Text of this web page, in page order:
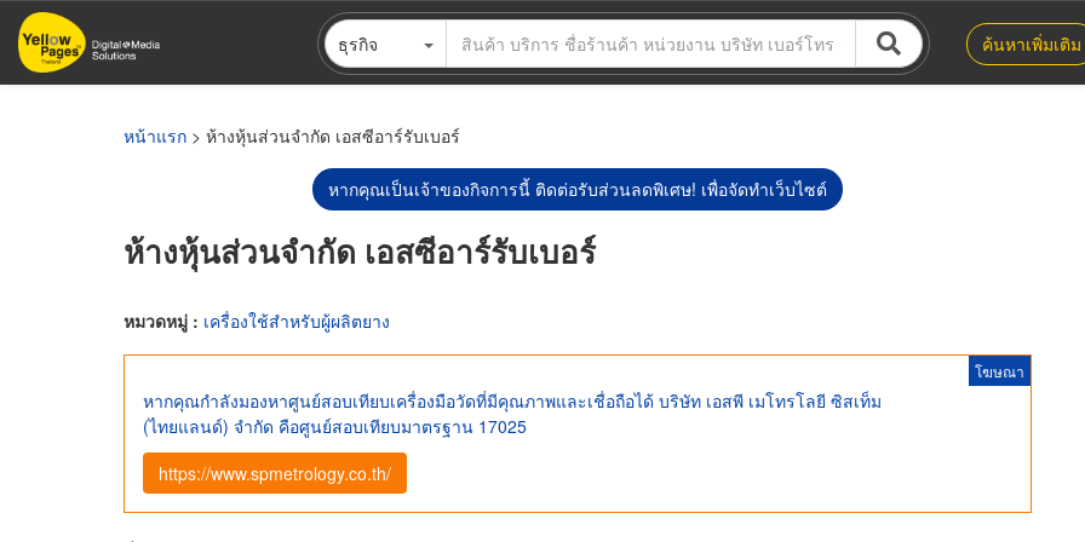
ข้าม
ไป
ธุรกิจ ค้นหาเพิ่มเติม
หน้าแรก > ห้างหุ้นส่วนจำกัด เอสซีอาร์รับเบอร์
หากคุณเป็นเจ้าของกิจการนี้ ติดต่อรับส่วนลดพิเศษ! เพื่อจัดทำเว็บไซต์
ห้างหุ้นส่วนจำกัด เอสซีอาร์รับเบอร์
หมวดหมู่ : เครื่องใช้สำหรับผู้ผลิตยาง
โฆษณา
หากคุณกำลังมองหาศูนย์สอบเทียบเครื่องมือวัดที่มีคุณภาพและเชื่อถือได้ บริษัท เอสพี เมโทรโลยี ซิสเท็ม
(ไทยแลนด์) จำกัด คือศูนย์สอบเทียบมาตรฐาน 17025
https://www.spmetrology.co.th/